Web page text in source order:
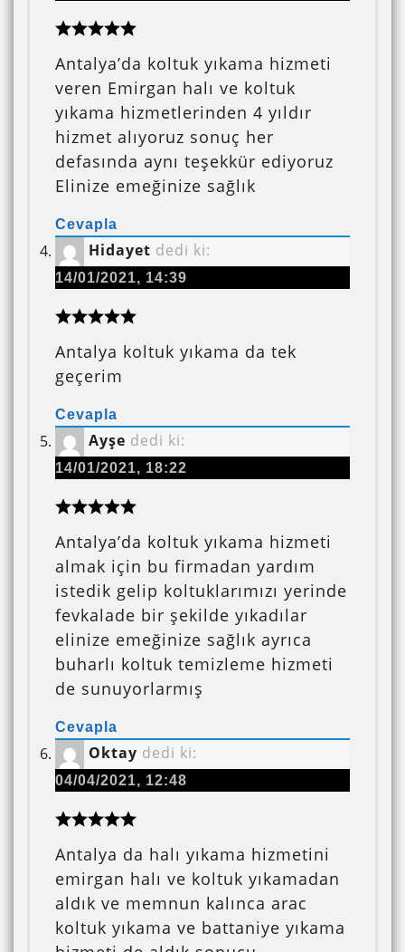
Antalya’da koltuk yıkama hizmeti
veren Emirgan halı ve koltuk
yıkama hizmetlerinden 4 yıldır
hizmet alıyoruz sonuç her
defasında aynı teşekkür ediyoruz
Elinize emeğinize sağlık
Cevapla
Hidayet dedi ki:
14/01/2021, 14:39
Antalya koltuk yıkama da tek
geçerim
Cevapla
Ayşe dedi ki:
14/01/2021, 18:22
Antalya’da koltuk yıkama hizmeti
almak için bu firmadan yardım
istedik gelip koltuklarımızı yerinde
fevkalade bir şekilde yıkadılar
elinize emeğinize sağlık ayrıca
buharlı koltuk temizleme hizmeti
de sunuyorlarmış
Cevapla
Oktay dedi ki:
04/04/2021, 12:48
Antalya da halı yıkama hizmetini
emirgan halı ve koltuk yıkamadan
aldık ve memnun kalınca arac
koltuk yıkama ve battaniye yıkama